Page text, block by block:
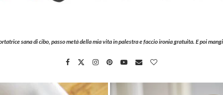
sana di cibo, passo metà della mia vita in palestra e faccio ironia gratuita. E poi